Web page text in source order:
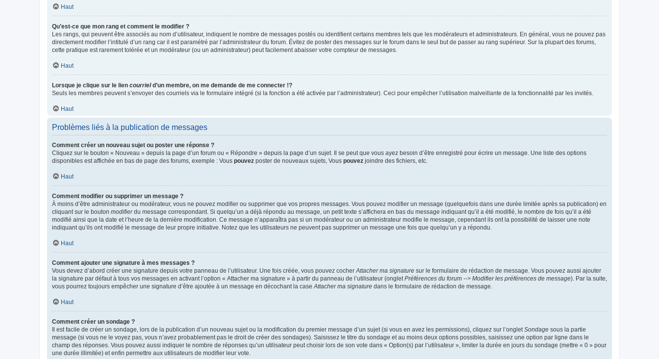
Haut
Qu’est-ce que mon rang et comment le modifier ?
Les rangs, qui peuvent être associés au nom d’utilisateur, indiquent le nombre de messages postés ou identifient certains membres tels que les modérateurs et administrateurs. En général, vous ne pouvez pas
directement modifier l’intitulé d’un rang car il est paramétré par l’administrateur du forum. Évitez de poster des messages sur le forum dans le seul but de passer au rang supérieur. Sur la plupart des forums,
cette pratique est rarement tolérée et un modérateur (ou un administrateur) peut facilement abaisser votre compteur de messages.
Haut
Lorsque je clique sur le lien courrield’un membre, on me demande de me connecter !?
Seuls les membres peuvent s’envoyer des courriels via le formulaire intégré (si la fonction a été activée par l’administrateur). Ceci pour empêcher l’utilisation malveillante de la fonctionnalité par les invités.
Haut
Problèmes liés à la publication de messages
Comment créer un nouveau sujet ou poster une réponse ?
Cliquez sur le bouton « Nouveau » depuis la page d’un forum ou « Répondre » depuis la page d’un sujet. Il se peut que vous ayez besoin d’être enregistré pour écrire un message. Une liste des options
disponibles est affichée en bas de page des forums, exemple : Vous pouvez poster de nouveaux sujets, Vous pouvez joindre des fichiers, etc.
Haut
Comment modifier ou supprimer un message ?
À moins d’être administrateur ou modérateur, vous ne pouvez modifier ou supprimer que vos propres messages. Vous pouvez modifier un message (quelquefois dans une durée limitée après sa publication) en
cliquant sur le bouton modifierdu message correspondant. Si quelqu’un a déjà répondu au message, un petit texte s’affichera en bas du message indiquant qu’il a été modifié, le nombre de fois qu’il a été
modifié ainsi que la date et l’heure de la dernière modification. Ce message n’apparaîtra pas si un modérateur ou un administrateur modifie le message, cependant ils ont la possibilité de laisser une note
indiquant qu’ils ont modifié le message de leur propre initiative. Notez que les utilisateurs ne peuvent pas supprimer un message une fois que quelqu’un y a répondu.
Haut
Comment ajouter une signature à mes messages ?
Vous devez d’abord créer une signature depuis votre panneau de l’utilisateur. Une fois créée, vous pouvez cocher Attacher ma signature sur le formulaire de rédaction de message. Vous pouvez aussi ajouter
la signature par défaut à tous vos messages en activant l’option « Attacher ma signature » à partir du panneau de l’utilisateur (onglet Préférences du forum --> Modifier les préférences de message). Par la suite,
vous pourrez toujours empêcher une signature d’être ajoutée à un message en décochant la case Attacher ma signature dans le formulaire de rédaction de message.
Haut
Comment créer un sondage ?
Il est facile de créer un sondage, lors de la publication d’un nouveau sujet ou la modification du premier message d’un sujet (si vous en avez les permissions), cliquez sur l’onglet Sondage sous la partie
message (si vous ne le voyez pas, vous n’avez probablement pas le droit de créer des sondages). Saisissez le titre du sondage et au moins deux options possibles, saisissez une option par ligne dans le
champ des réponses. Vous pouvez aussi indiquer le nombre de réponses qu’un utilisateur peut choisir lors de son vote dans « Option(s) par l’utilisateur », limiter la durée en jours du sondage (mettre « 0 » pour
une durée illimitée) et enfin permettre aux utilisateurs de modifier leur vote.